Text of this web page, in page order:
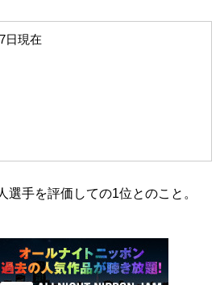
日現在
選手を評価しての1位とのこと。